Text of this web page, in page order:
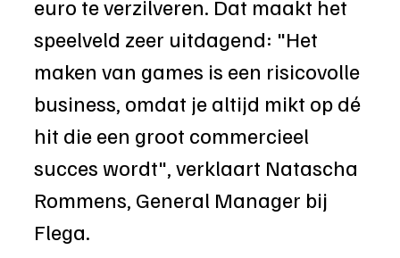
euro te verzilveren. Dat maakt het
speelveld zeer uitdagend: "Het
maken van games is een risicovolle
business, omdat je altijd mikt op dé
hit die een groot commercieel
succes wordt", verklaart Natascha
Rommens, General Manager bij
Flega.